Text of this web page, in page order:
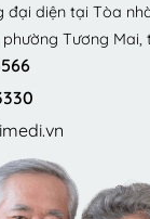
đại diện tại Tòa
Tương Mai,